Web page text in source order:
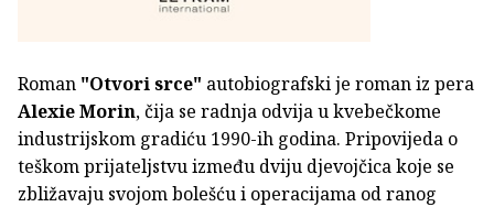
Roman "Otvori srce" autobiografski je roman iz pera
Alexie Morin, čija se radnja odvija u kvebečkome
industrijskom gradiću 1990-ih godina. Pripovijeda o
teškom prijateljstvu između dviju djevojčica koje se
zbližavaju svojom bolešću i operacijama od ranog